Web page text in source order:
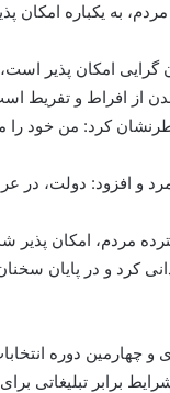
به یکباره امکان
گرایی امکان پذیر
شدن از افراط و تفریط
کرد: من خود را
و افزود: دولت، در
مردم، امکان پذیر
کرد و در پایان
چهارمین دوره
برابر تبلیغاتی